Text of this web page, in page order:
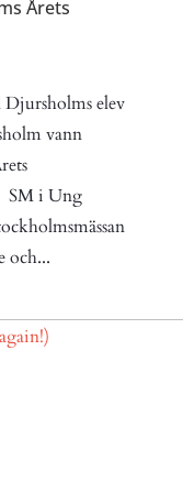
Årets
Djursholms elev
vann
SM i Ung
och...